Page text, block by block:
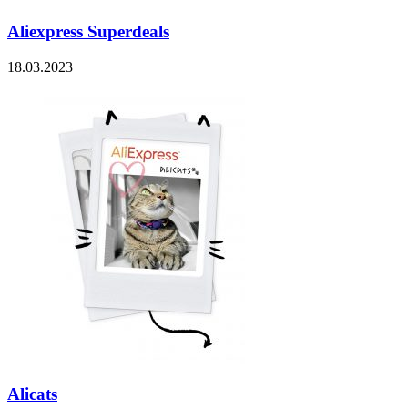
Aliexpress Superdeals
18.03.2023
Alicats